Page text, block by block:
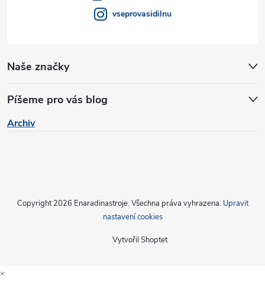
i
s
u
Naše značky
Píšeme pro vás blog
Archiv
vseprovasidilnu
Vytvořil Shoptet
Copyright 2026 Enaradinastroje. Všechna práva vyhrazena. Upravit
nastavení cookies
×